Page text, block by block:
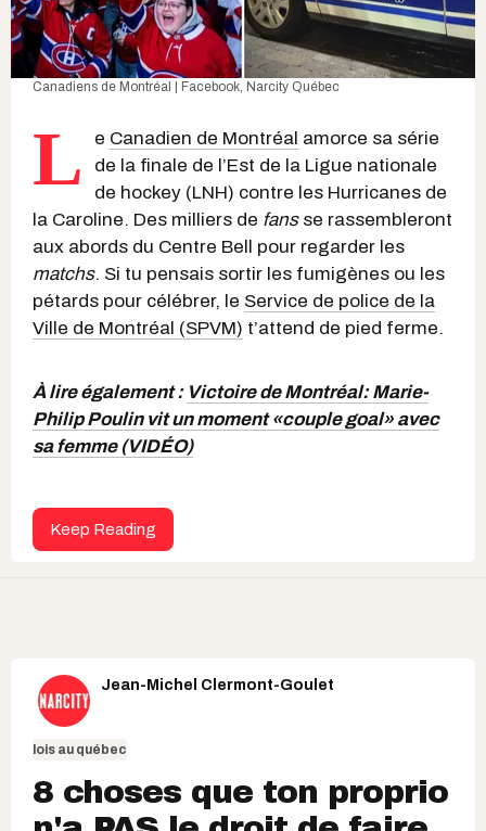
Canadiens de Montréal | Facebook , Narcity Québec
L e Canadien de Montréal amorce sa série
de la finale de l’Est de la Ligue nationale
de hockey (LNH) contre les Hurricanes de
la Caroline. Des milliers de fansse rassembleront
aux abords du Centre Bell pour regarder les
matchs. Si tu pensais sortir les fumigènes ou les
pétards pour célébrer, le Service de police de la
Ville de Montréal (SPVM) t’attend de pied ferme.
À lire également : Victoire de Montréal: Marie-
Philip Poulin vit un moment «couple goal» avec
sa femme (VIDÉO)
Keep Reading
Jean-Michel Clermont-Goulet
lois au québec
8 choses que ton proprio